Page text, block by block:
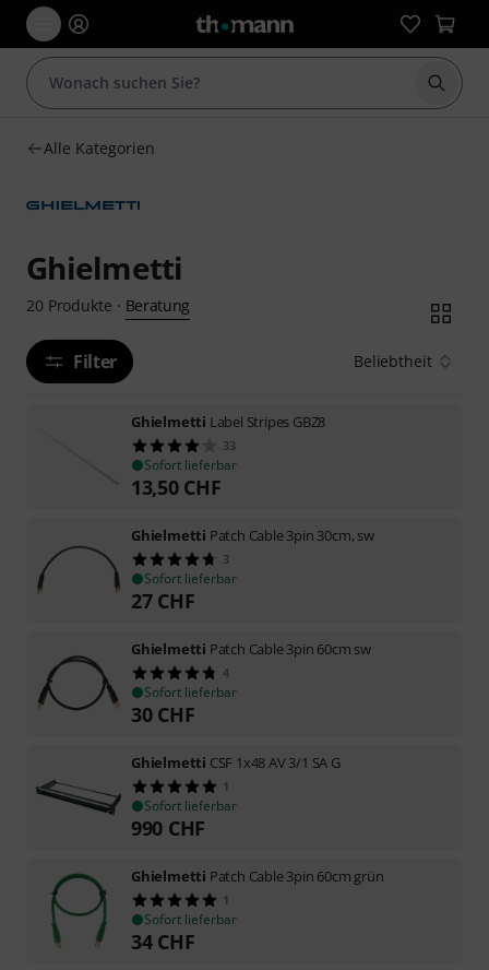
Suche
Alle Kategorien
Ghielmetti
20 Produkte · Beratung
Filter Beliebtheit
Ghielmetti Label Stripes GBZ8
33
Sofort lieferbar
13,50 CHF
Ghielmetti Patch Cable 3pin 30cm, sw
3
Sofort lieferbar
27 CHF
Ghielmetti Patch Cable 3pin 60cm sw
4
Sofort lieferbar
30 CHF
Ghielmetti CSF 1x48 AV 3/1 SA G
1
Sofort lieferbar
990 CHF
Ghielmetti Patch Cable 3pin 60cm grün
1
Sofort lieferbar
34 CHF